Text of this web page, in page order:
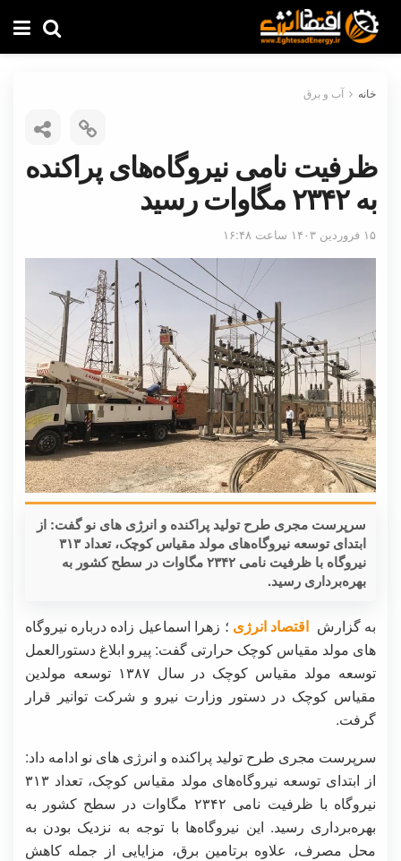
خانه آب و برق
ظرفیت نامی نیروگاه‌های پراکنده
به ۲۳۴۲ مگاوات رسید
۱۵ فروردین ۱۴۰۳ ساعت ۱۶:۴۸
سرپرست مجری طرح تولید پراکنده و انرژی های نو گفت: از
ابتدای توسعه نیروگاه‌های مولد مقیاس کوچک، تعداد ۳۱۳
نیروگاه با ظرفیت نامی ۲۳۴۲ مگاوات در سطح کشور به
بهره‌برداری رسید.
به گزارش اقتصاد انرژی ؛ زهرا اسماعیل زاده درباره نیروگاه
های مولد مقیاس کوچک حرارتی گفت: پیرو ابلاغ دستورالعمل
توسعه مولد مقیاس کوچک در سال ۱۳۸۷ توسعه مولدین
مقیاس کوچک در دستور وزارت نیرو و شرکت توانیر قرار
گرفت.
سرپرست مجری طرح تولید پراکنده و انرژی های نو ادامه داد:
از ابتدای توسعه نیروگاه‌های مولد مقیاس کوچک، تعداد ۳۱۳
نیروگاه با ظرفیت نامی ۲۳۴۲ مگاوات در سطح کشور به
بهره‌برداری رسید. این نیروگاه‌ها با توجه به نزدیک بودن به
محل مصرف، علاوه برتامین برق، مزایایی از جمله کاهش